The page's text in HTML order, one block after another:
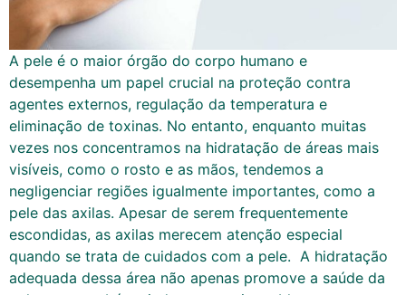
A pele é o maior órgão do corpo humano e
desempenha um papel crucial na proteção contra
agentes externos, regulação da temperatura e
eliminação de toxinas. No entanto, enquanto muitas
vezes nos concentramos na hidratação de áreas mais
visíveis, como o rosto e as mãos, tendemos a
negligenciar regiões igualmente importantes, como a
pele das axilas. Apesar de serem frequentemente
escondidas, as axilas merecem atenção especial
quando se trata de cuidados com a pele. A hidratação
adequada dessa área não apenas promove a saúde da